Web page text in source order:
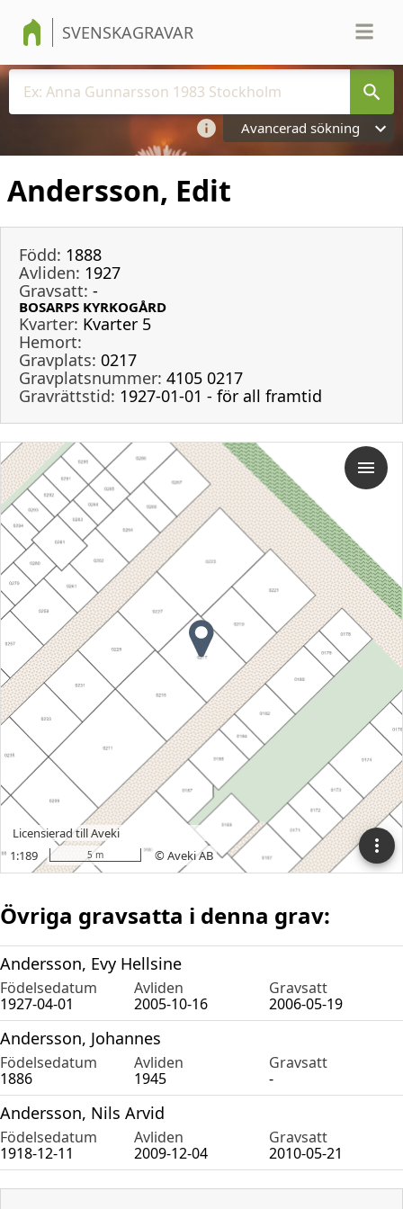
SVENSKAGRAVAR
Avancerad sökning
Andersson, Edit
Född: 1888
Avliden: 1927
Gravsatt: -
BOSARPS KYRKOGÅRD
Kvarter: Kvarter 5
Hemort:
Gravplats: 0217
Gravplatsnummer: 4105 0217
Gravrättstid: 1927-01-01 - för all framtid
Övriga gravsatta i denna grav:
Andersson, Evy Hellsine
Födelsedatum Avliden
Gravsatt
1927-04-01
2005-10-16 2006-05-19
Andersson, Johannes
Födelsedatum Avliden
Gravsatt
1886
1945 -
Andersson, Nils Arvid
Födelsedatum Avliden
Gravsatt
1918-12-11
2009-12-04 2010-05-21